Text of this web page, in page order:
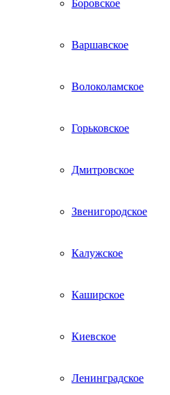
Боровское
Варшавское
Волоколамское
Горьковское
Дмитровское
Звенигородское
Калужское
Каширское
Киевское
Ленинградское